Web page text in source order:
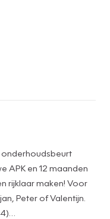
APK en 12 maanden
rijklaar maken! Voor
Peter of Valentijn.